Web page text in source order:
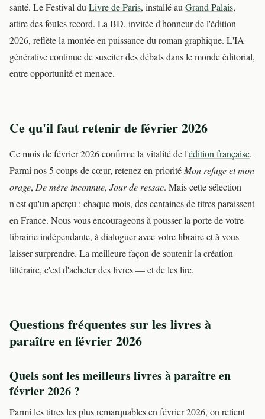
santé. Le Festival duLivre de Paris, installé auGrand Palais,
attire des foules record. La BD, invitée d'honneur de l'édition
2026, reflète la montée en puissance du roman graphique. L'IA
générative continue de susciter des débats dans le monde éditorial,
entre opportunité et menace.
Ce qu'il faut retenir de février 2026
Ce mois de février 2026 confirme la vitalité de l'édition française.
Parmi nos 5 coups de cœur, retenez en prioritéMon refuge et mon
orage, De mère inconnue, Jour de ressac. Mais cette sélection
n'est qu'un aperçu : chaque mois, des centaines de titres paraissent
en France. Nous vous encourageons à pousser la porte de votre
librairie indépendante, à dialoguer avec votre libraire et à vous
laisser surprendre. La meilleure façon de soutenir la création
littéraire, c'est d'acheter des livres — et de les lire.
Questions fréquentes sur les livres à
paraître en février 2026
Quels sont les meilleurs livres à paraître en
février 2026 ?
Parmi les titres les plus remarquables en février 2026, on retient